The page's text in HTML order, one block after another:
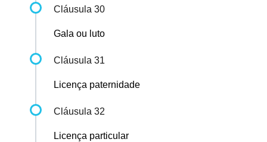
Cláusula 30
Gala ou luto
Cláusula 31
Licença paternidade
Cláusula 32
Licença particular